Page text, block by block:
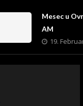
Mesec u
AM
19.